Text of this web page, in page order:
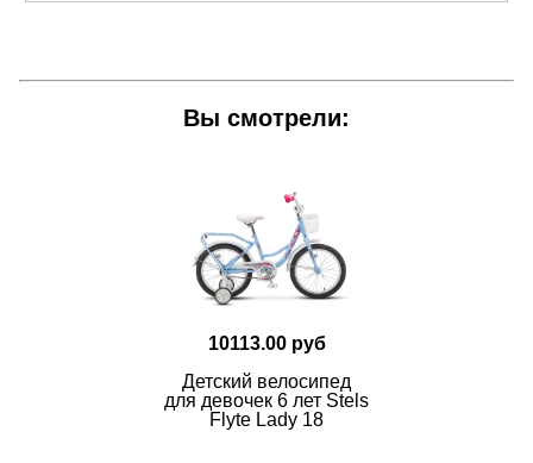
Вы смотрели:
10113.00 руб
Детский велосипед
для девочек 6 лет Stels
Flyte Lady 18